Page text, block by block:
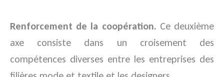
Renforcement de la coopération. Ce deuxième
axe consiste dans un croisement des
compétences diverses entre les entreprises des